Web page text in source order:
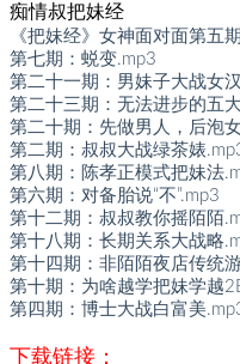
痴情叔把妹经
《把妹经》女神面对面第五
第七期：蜕变.mp3
第二十一期：男妹子大战女
第二十三期：无法进步的五
第二十期：先做男人，后泡
第二期：叔叔大战绿茶婊
第八期：陈孝正模式把妹法
第六期：对备胎说“不”.mp3
第十二期：叔叔教你摇陌陌
第十八期：长期关系大战略
第十四期：非陌陌夜店传统
第十期：为啥越学把妹学越
第四期：博士大战白富美
下载链接：